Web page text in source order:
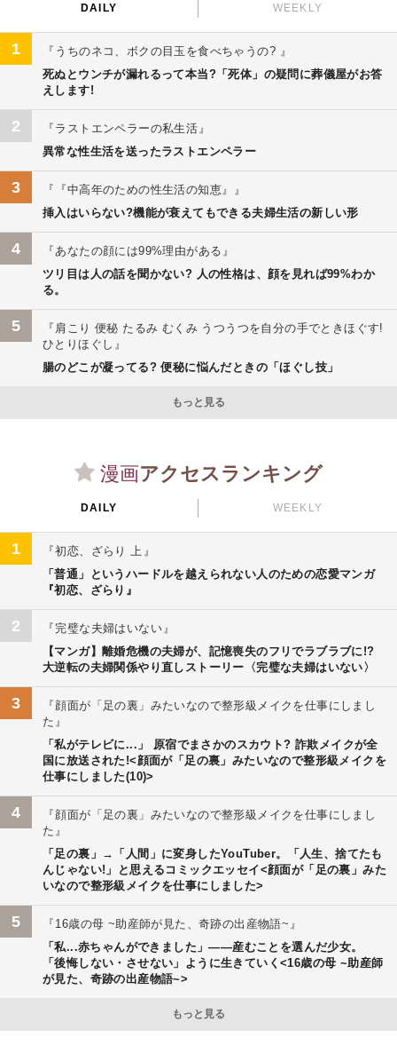
DAILY WEEKLY
1
うちのネコ、ボクの目玉を食べちゃうの?
死ぬとウンチが漏れるって本当?「死体」の疑問に葬儀屋がお答
えします!
2
ラストエンペラーの私生活
異常な性生活を送ったラストエンペラー
3
『中高年のための性生活の知恵』
挿入はいらない?機能が衰えてもできる夫婦生活の新しい形
4
あなたの顔には99%理由がある
ツリ目は人の話を聞かない? 人の性格は、顔を見れば99%わか
る。
5
肩こり 便秘 たるみ むくみ うつうつを自分の手でときほぐす!
ひとりほぐし
腸のどこが凝ってる? 便秘に悩んだときの「ほぐし技」
もっと見る
漫画アクセスランキング
DAILY WEEKLY
1
初恋、ざらり 上
「普通」というハードルを越えられない人のための恋愛マンガ
『初恋、ざらり』
2
完璧な夫婦はいない
【マンガ】離婚危機の夫婦が、記憶喪失のフリでラブラブに!?
大逆転の夫婦関係やり直しストーリー〈完璧な夫婦はいない〉
3
顔面が「足の裏」みたいなので整形級メイクを仕事にしまし
た
「私がテレビに...」 原宿でまさかのスカウト? 詐欺メイクが全
国に放送された!<顔面が「足の裏」みたいなので整形級メイクを
仕事にしました(10)>
4
顔面が「足の裏」みたいなので整形級メイクを仕事にしまし
た
「足の裏」→「人間」に変身したYouTuber。「人生、捨てたも
んじゃない!」と思えるコミックエッセイ<顔面が「足の裏」みた
いなので整形級メイクを仕事にしました>
5
16歳の母 ~助産師が見た、奇跡の出産物語~
「私...赤ちゃんができました」――産むことを選んだ少女。
「後悔しない・させない」ように生きていく<16歳の母 ~助産師
が見た、奇跡の出産物語~>
もっと見る